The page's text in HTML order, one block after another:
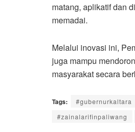
matang, aplikatif dan
memadai.
Melalui inovasi ini,
juga mampu
masyarakat secara
Tags: #gubernurkaltara
#zainalarifinpaliwang